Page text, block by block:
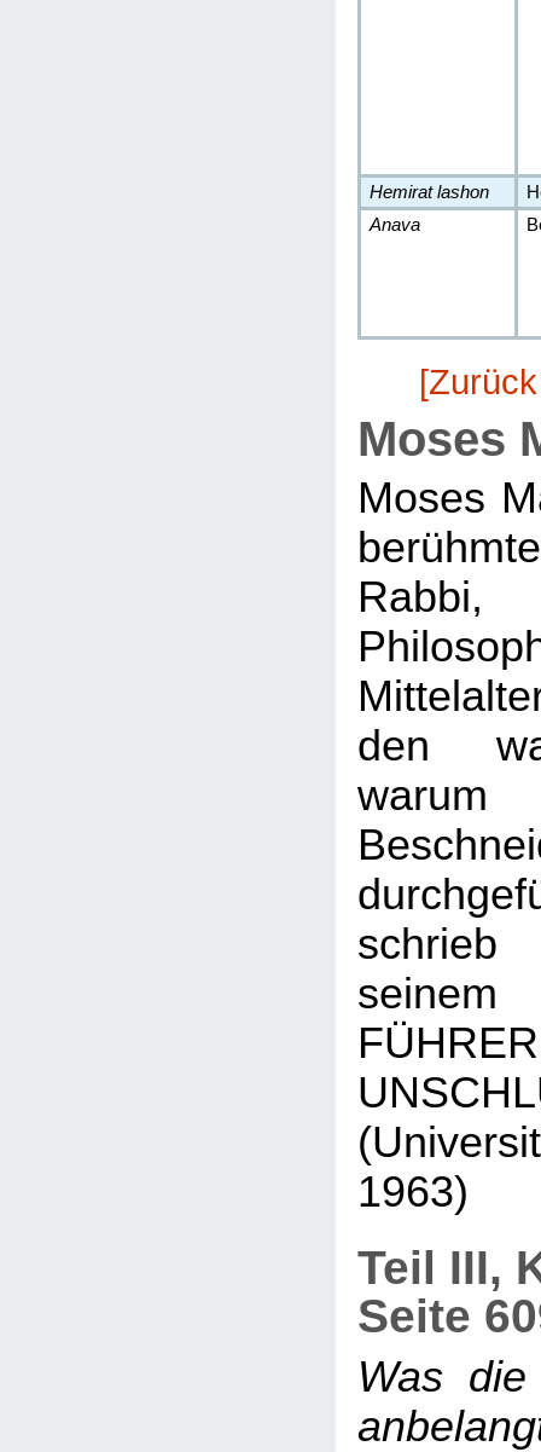
Hemirat lashon
Anava
Moses
Moses
den
1963)
Teil III,
Seite
Was die